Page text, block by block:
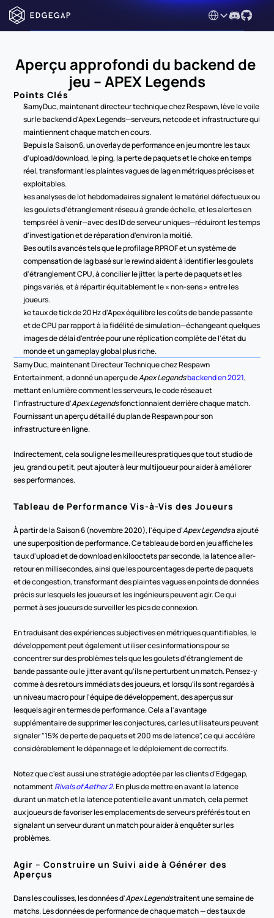
Select Language
Aperçu approfondi du backend de
jeu – APEX Legends
Points Clés
Samy Duc, maintenant directeur technique chez Respawn, lève le voile
sur le backend d'Apex Legends—serveurs, netcode et infrastructure qui
maintiennent chaque match en cours.
Depuis la Saison 6, un overlay de performance en jeu montre les taux
d'upload/download, le ping, la perte de paquets et le choke en temps
réel, transformant les plaintes vagues de lag en métriques précises et
exploitables.
Les analyses de lot hebdomadaires signalent le matériel défectueux ou
les goulets d'étranglement réseau à grande échelle, et les alertes en
temps réel à venir—avec des ID de serveur uniques—réduiront les temps
d'investigation et de réparation d'environ la moitié.
Des outils avancés tels que le profilage RPROF et un système de
compensation de lag basé sur le rewind aident à identifier les goulets
d'étranglement CPU, à concilier le jitter, la perte de paquets et les
pings variés, et à répartir équitablement le « non-sens » entre les
joueurs.
Le taux de tick de 20 Hz d'Apex équilibre les coûts de bande passante
et de CPU par rapport à la fidélité de simulation—échangeant quelques
images de délai d'entrée pour une réplication complète de l'état du
monde et un gameplay global plus riche.
Samy Duc, maintenant Directeur Technique chez Respawn
Entertainment, a donné un aperçu de Apex Legendsbackend en 2021,
mettant en lumière comment les serveurs, le code réseau et
l'infrastructure d'Apex Legends fonctionnaient derrière chaque match.
Fournissant un aperçu détaillé du plan de Respawn pour son
infrastructure en ligne.
Indirectement, cela souligne les meilleures pratiques que tout studio de
jeu, grand ou petit, peut ajouter à leur multijoueur pour aider à améliorer
ses performances.
Tableau de Performance Vis-à-Vis des Joueurs
À partir de la Saison 6 (novembre 2020), l'équipe d'Apex Legends a ajouté
une superposition de performance. Ce tableau de bord en jeu affiche les
taux d'upload et de download en kilooctets par seconde, la latence aller-
retour en millisecondes, ainsi que les pourcentages de perte de paquets
et de congestion, transformant des plaintes vagues en points de données
précis sur lesquels les joueurs et les ingénieurs peuvent agir. Ce qui
permet à ses joueurs de surveiller les pics de connexion.
En traduisant des expériences subjectives en métriques quantifiables, le
développement peut également utiliser ces informations pour se
concentrer sur des problèmes tels que les goulets d'étranglement de
bande passante ou le jitter avant qu'ils ne perturbent un match. Pensez-y
comme à des retours immédiats des joueurs, et lorsqu'ils sont regardés à
un niveau macro pour l'équipe de développement, des aperçus sur
lesquels agir en termes de performance. Cela a l'avantage
supplémentaire de supprimer les conjectures, car les utilisateurs peuvent
signaler "15% de perte de paquets et 200 ms de latence", ce qui accélère
considérablement le dépannage et le déploiement de correctifs.
Notez que c'est aussi une stratégie adoptée par les clients d'Edgegap,
notamment Rivals of Aether 2. En plus de mettre en avant la latence
durant un match et la latence potentielle avant un match, cela permet
aux joueurs de favoriser les emplacements de serveurs préférés tout en
signalant un serveur durant un match pour aider à enquêter sur les
problèmes.
Agir – Construire un Suivi aide à Générer des
Aperçus
Dans les coulisses, les données d'Apex Legends traitent une semaine de
matchs. Les données de performance de chaque match — des taux de